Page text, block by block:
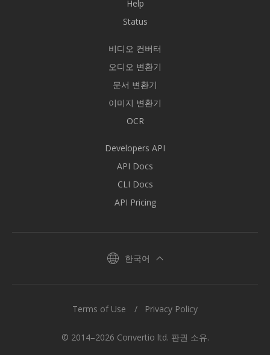
Help
Status
비디오 컨버터
오디오 변환기
문서 변환기
이미지 변환기
OCR
Developers API
API Docs
CLI Docs
API Pricing
한국어
© 2014–2026 Convertio ltd. 판권 소유.
Terms of Use Privacy Policy